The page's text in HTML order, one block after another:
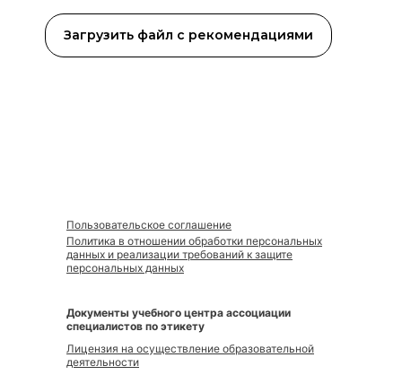
Загрузить файл с рекомендациями
Лицензия на осуществление образовательной
деятельности
Документы учебного центра ассоциации
специалистов по этикету
Пользовательское соглашение
Политика в отношении обработки персональных
данных и реализации требований к защите
персональных данных